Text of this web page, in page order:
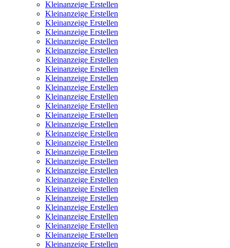
Kleinanzeige Erstellen
Kleinanzeige Erstellen
Kleinanzeige Erstellen
Kleinanzeige Erstellen
Kleinanzeige Erstellen
Kleinanzeige Erstellen
Kleinanzeige Erstellen
Kleinanzeige Erstellen
Kleinanzeige Erstellen
Kleinanzeige Erstellen
Kleinanzeige Erstellen
Kleinanzeige Erstellen
Kleinanzeige Erstellen
Kleinanzeige Erstellen
Kleinanzeige Erstellen
Kleinanzeige Erstellen
Kleinanzeige Erstellen
Kleinanzeige Erstellen
Kleinanzeige Erstellen
Kleinanzeige Erstellen
Kleinanzeige Erstellen
Kleinanzeige Erstellen
Kleinanzeige Erstellen
Kleinanzeige Erstellen
Kleinanzeige Erstellen
Kleinanzeige Erstellen
Kleinanzeige Erstellen